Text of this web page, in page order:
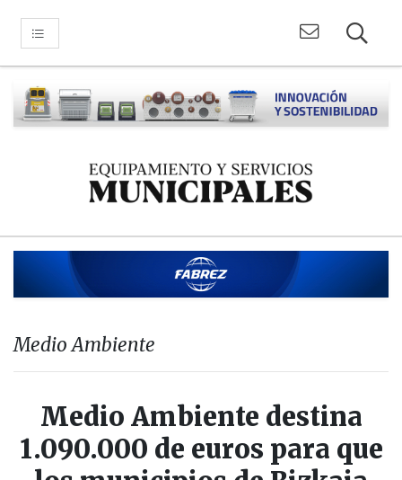
Medio Ambiente
Medio Ambiente destina
1.090.000 de euros para que